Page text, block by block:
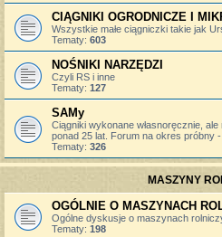
CIĄGNIKI OGRODNICZE I
Wszystkie małe ciągniczki takie jak
Tematy: 603
NOŚNIKI NARZĘDZI
Czyli RS i inne
Tematy: 127
SAMy
Ciągniki wykonane własnoręcznie,
ponad 25 lat. Forum na okres próbny
Tematy: 326
MASZYNY
OGÓLNIE O MASZYNACH
Ogólne dyskusje o maszynach
Tematy: 198